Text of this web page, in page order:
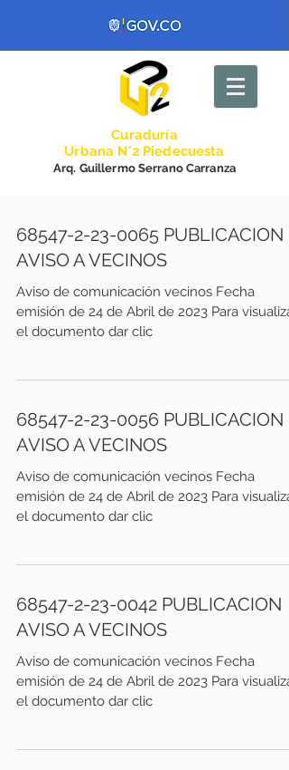
Curaduría
Urbana N°2 Piedecuesta
Arq. Guillermo Serrano Carranza
68547-2-23-0065 PUBLICACION
AVISO A VECINOS
Aviso de comunicación vecinos Fecha
emisión de 24 de Abril de 2023 Para visualizar
el documento dar clic
68547-2-23-0056 PUBLICACION
AVISO A VECINOS
Aviso de comunicación vecinos Fecha
emisión de 24 de Abril de 2023 Para visualizar
el documento dar clic
68547-2-23-0042 PUBLICACION
AVISO A VECINOS
Aviso de comunicación vecinos Fecha
emisión de 24 de Abril de 2023 Para visualizar
el documento dar clic